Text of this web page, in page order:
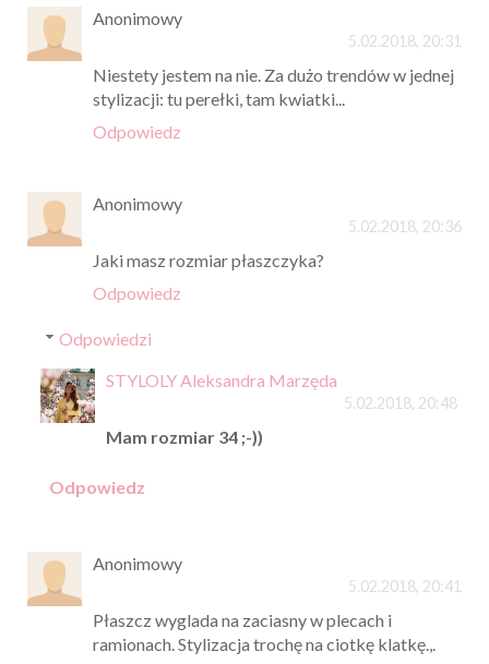
Anonimowy
5.02.2018, 20:31
Niestety jestem na nie. Za dużo trendów w jednej
stylizacji: tu perełki, tam kwiatki...
Odpowiedz
Anonimowy
5.02.2018, 20:36
Jaki masz rozmiar płaszczyka?
Odpowiedz
Odpowiedzi
STYLOLY Aleksandra Marzęda
5.02.2018, 20:48
Mam rozmiar 34 ;-))
Odpowiedz
Anonimowy
5.02.2018, 20:41
Płaszcz wyglada na zaciasny w plecach i
ramionach. Stylizacja trochę na ciotkę klatkę.,.